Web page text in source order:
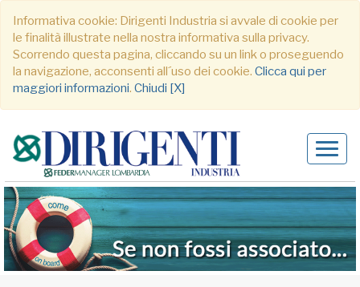
Informativa cookie: Dirigenti Industria si avvale di cookie per
le finalità illustrate nella nostra informativa sulla privacy.
Scorrendo questa pagina, cliccando su un link o proseguendo
la navigazione, acconsenti all´uso dei cookie. Clicca qui per
maggiori informazioni. Chiudi [X]